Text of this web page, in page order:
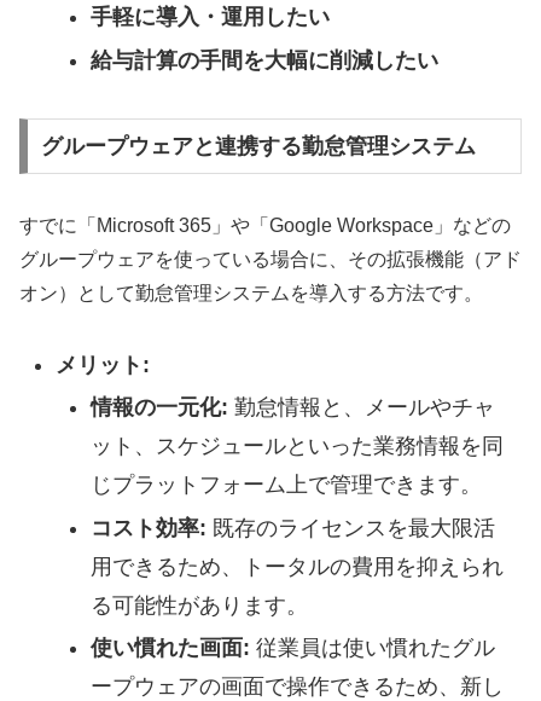
手軽に導入・運用したい
給与計算の手間を大幅に削減したい
グループウェアと連携する勤怠管理システム
すでに「Microsoft 365」や「Google Workspace」などの
グループウェアを使っている場合に、その拡張機能（アド
オン）として勤怠管理システムを導入する方法です。
メリット:
情報の一元化: 勤怠情報と、メールやチャ
ット、スケジュールといった業務情報を同
じプラットフォーム上で管理できます。
コスト効率: 既存のライセンスを最大限活
用できるため、トータルの費用を抑えられ
る可能性があります。
使い慣れた画面: 従業員は使い慣れたグル
ープウェアの画面で操作できるため、新し